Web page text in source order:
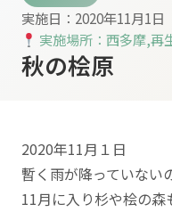
実施日：2020年11月1日
実施場所：西多摩,再
秋の桧原
2020年11月１日
暫く雨が降っていない
11月に入り杉や桧の